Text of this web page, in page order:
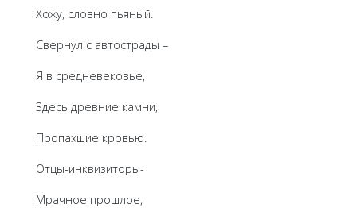
Хожу, словно пьяный.
Свернул с автострады –
Я в средневековье,
Здесь древние камни,
Пропахшие кровью.
Отцы-инквизиторы-
Мрачное прошлое,